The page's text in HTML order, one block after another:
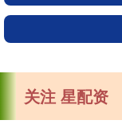
关注 星配资